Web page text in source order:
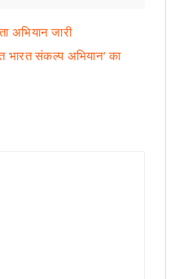
अभियान जारी
भारत संकल्प अभियान‘ का